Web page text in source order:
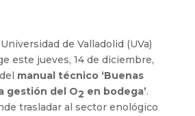
de Valladolid (UVa)
este jueves, 14 de diciembre,
manual técnico ‘Buenas
gestión del O2 en bodega’.
trasladar al sector enológico